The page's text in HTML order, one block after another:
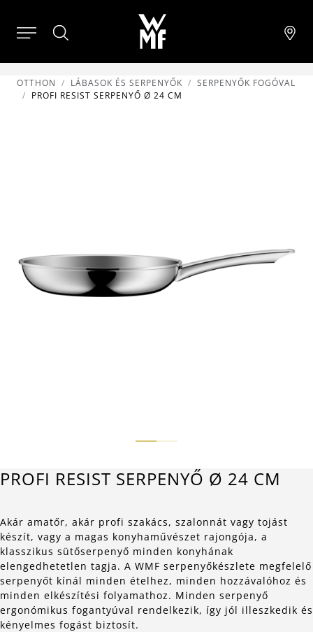
OTTHON LÁBASOK ÉS SERPENYŐK
SERPENYŐK FOGÓVAL
PROFI RESIST SERPENYŐ Ø 24 CM
PROFI RESIST SERPENYŐ Ø 24 CM
Akár amatőr, akár profi szakács, szalonnát vagy tojást
készít, vagy a magas konyhaművészet rajongója, a
klasszikus sütőserpenyő minden konyhának
elengedhetetlen tagja. A WMF serpenyőkészlete megfelelő
serpenyőt kínál minden ételhez, minden hozzávalóhoz és
minden elkészítési folyamathoz. Minden serpenyő
ergonómikus fogantyúval rendelkezik, így jól illeszkedik és
kényelmes fogást biztosít.